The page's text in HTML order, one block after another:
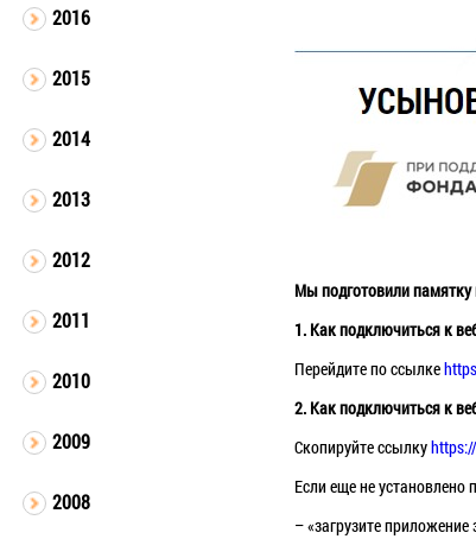
2016
2015
2014
2013
2012
2011
2010
2009
2008
Мы подготовили
1. Как подключиться к
Перейдите по ссылке
2. Как подключиться к
Скопируйте ссылку
Если еще не
– «загрузите